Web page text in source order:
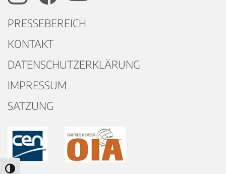
Umschalten auf hohe Kontraste
PRESSEBEREICH
KONTAKT
DATENSCHUTZERKLÄRUNG
IMPRESSUM
SATZUNG